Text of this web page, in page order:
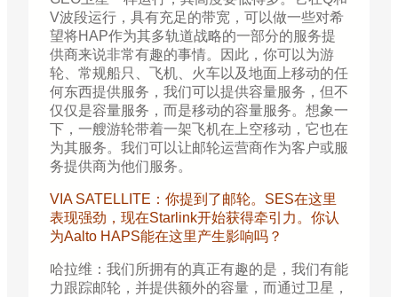
V波段运行，具有充足的带宽，可以做一些对希
望将HAP作为其多轨道战略的一部分的服务提
供商来说非常有趣的事情。因此，你可以为游
轮、常规船只、飞机、火车以及地面上移动的任
何东西提供服务，我们可以提供容量服务，但不
仅仅是容量服务，而是移动的容量服务。想象一
下，一艘游轮带着一架飞机在上空移动，它也在
为其服务。我们可以让邮轮运营商作为客户或服
务提供商为他们服务。
VIA SATELLITE：你提到了邮轮。SES在这里
表现强劲，现在Starlink开始获得牵引力。你认
为Aalto HAPS能在这里产生影响吗？
哈拉维：我们所拥有的真正有趣的是，我们有能
力跟踪邮轮，并提供额外的容量，而通过卫星，